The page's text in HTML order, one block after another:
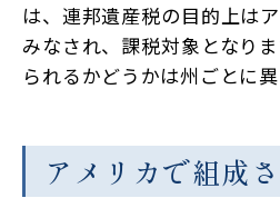
は、連邦遺産税の目的上は
みなされ、課税対象となり
られるかどうかは州ごとに異
アメリカで組成